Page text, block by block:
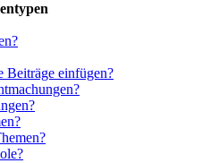
einfügen?